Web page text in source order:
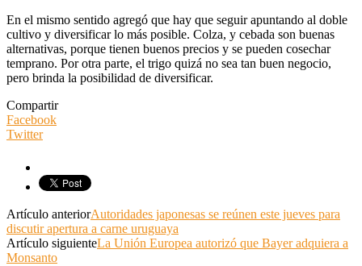
En el mismo sentido agregó que hay que seguir apuntando al doble
cultivo y diversificar lo más posible. Colza, y cebada son buenas
alternativas, porque tienen buenos precios y se pueden cosechar
temprano. Por otra parte, el trigo quizá no sea tan buen negocio,
pero brinda la posibilidad de diversificar.
Compartir
Facebook
Twitter
Artículo anteriorAutoridades japonesas se reúnen este jueves para
discutir apertura a carne uruguaya
Artículo siguienteLa Unión Europea autorizó que Bayer adquiera a
Monsanto